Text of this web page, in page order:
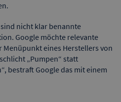
nicht klar benannte
Google möchte relevante
Menüpunkt eines Herstellers von
„Pumpen“ statt
bestraft Google das mit einem